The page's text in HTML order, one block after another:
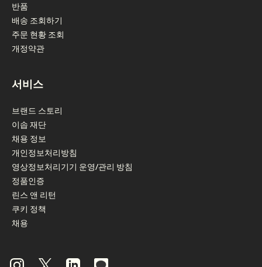
반품
배송 조회하기
주문 현황 조회
개정약관
서비스
브랜드 스토리
이솝 재단
채용 정보
개인정보처리방침
영상정보처리기기 운영/관리 방침
정품인증
린스 앤 리턴
쿠키 정책
채용